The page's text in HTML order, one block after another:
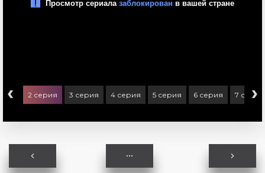
‹ 2 серия 3 серия 4 серия 5 серия 6 серия 7 серия
›